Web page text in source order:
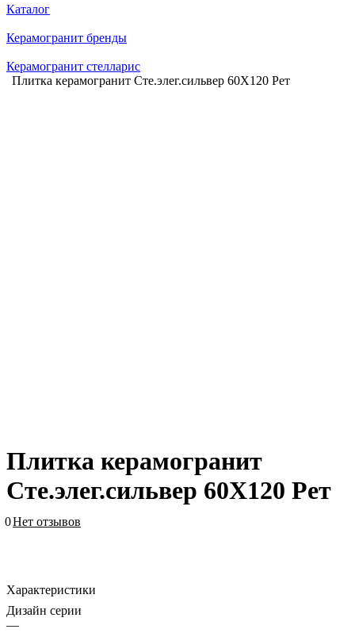
Каталог
Керамогранит бренды
Керамогранит стелларис
Плитка керамогранит Сте.элег.сильвер 60X120 Рет
Плитка керамогранит
Сте.элег.сильвер 60X120 Рет
0Нет отзывов
Характеристики
Дизайн серии
—